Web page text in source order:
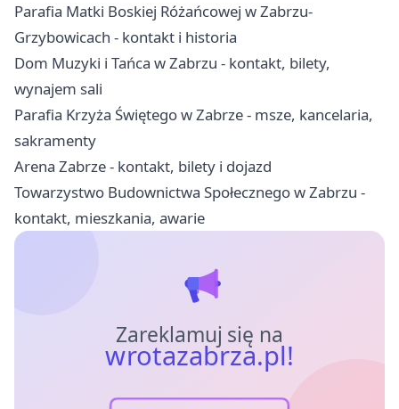
Parafia Matki Boskiej Różańcowej w Zabrzu-
Grzybowicach - kontakt i historia
Dom Muzyki i Tańca w Zabrzu - kontakt, bilety,
wynajem sali
Parafia Krzyża Świętego w Zabrze - msze, kancelaria,
sakramenty
Arena Zabrze - kontakt, bilety i dojazd
Towarzystwo Budownictwa Społecznego w Zabrzu -
kontakt, mieszkania, awarie
Zareklamuj się na
wrotazabrza.pl!